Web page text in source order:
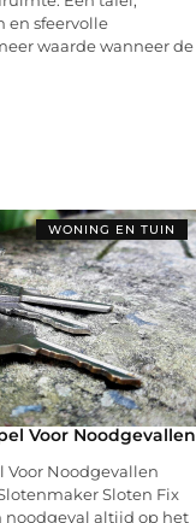
en sfeervolle
waarde wanneer de
WONING EN TUIN
Voor Noodgevallen
Voor Noodgevallen
Sloten Fix
noodgeval altijd op het